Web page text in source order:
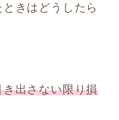
きはどうしたら
き出さない限り損